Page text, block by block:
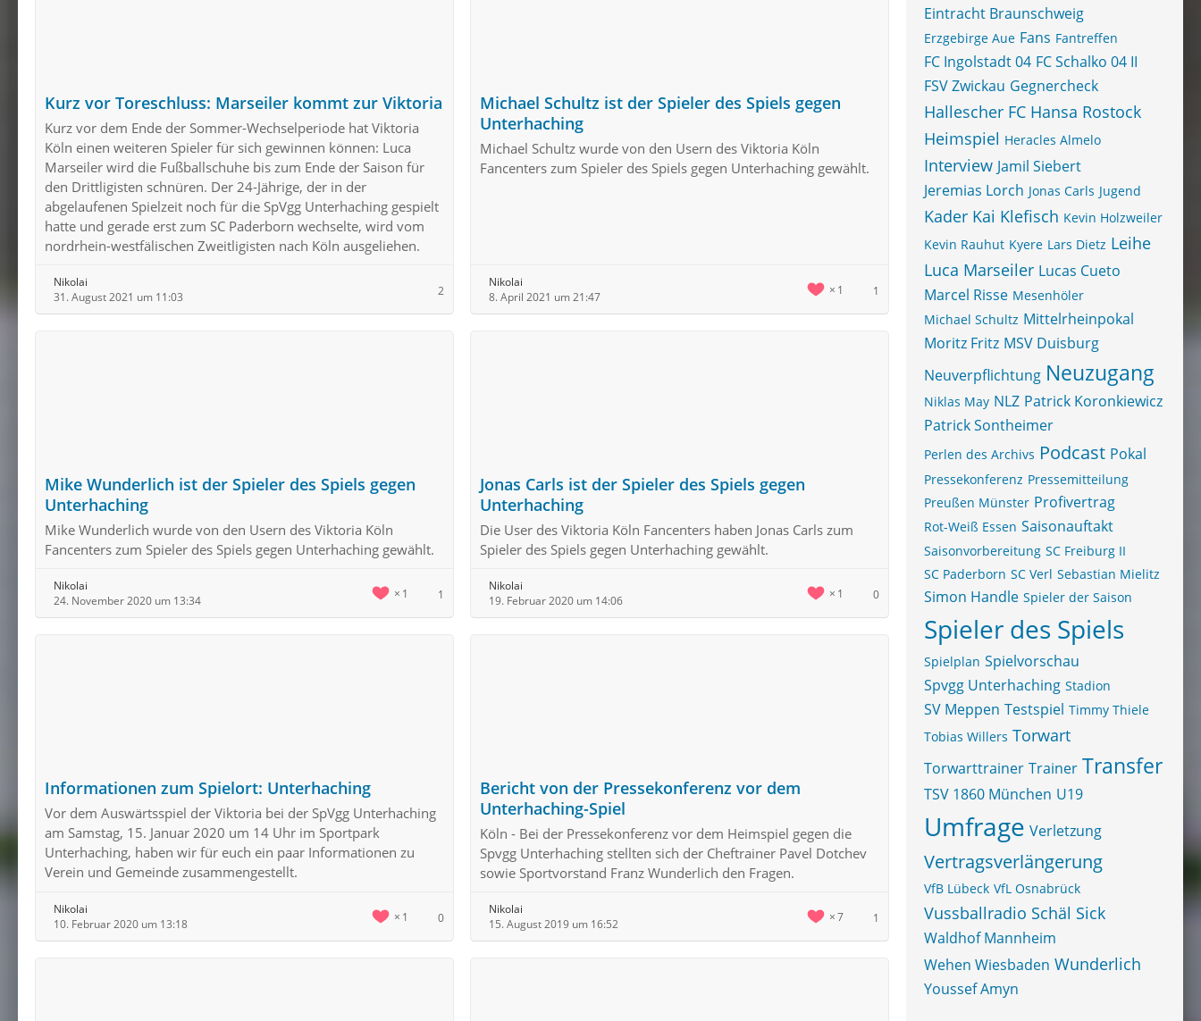
Kurz vor Toreschluss: Marseiler kommt zur Viktoria
Kurz vor dem Ende der Sommer-Wechselperiode hat Viktoria
Köln einen weiteren Spieler für sich gewinnen können: Luca
Marseiler wird die Fußballschuhe bis zum Ende der Saison für
den Drittligisten schnüren. Der 24-Jährige, der in der
abgelaufenen Spielzeit noch für die SpVgg Unterhaching gespielt
hatte und gerade erst zum SC Paderborn wechselte, wird vom
nordrhein-westfälischen Zweitligisten nach Köln ausgeliehen.
Nikolai
31. August 2021 um 11:03
2
Michael Schultz ist der Spieler des Spiels gegen
Unterhaching
Michael Schultz wurde von den Usern des Viktoria Köln
Fancenters zum Spieler des Spiels gegen Unterhaching gewählt.
Nikolai
8. April 2021 um 21:47
1 1
Mike Wunderlich ist der Spieler des Spiels gegen
Unterhaching
Mike Wunderlich wurde von den Usern des Viktoria Köln
Fancenters zum Spieler des Spiels gegen Unterhaching gewählt.
Nikolai
24. November 2020 um 13:34
1 1
Jonas Carls ist der Spieler des Spiels gegen
Unterhaching
Die User des Viktoria Köln Fancenters haben Jonas Carls zum
Spieler des Spiels gegen Unterhaching gewählt.
Nikolai
19. Februar 2020 um 14:06
1 0
Informationen zum Spielort: Unterhaching
Vor dem Auswärtsspiel der Viktoria bei der SpVgg Unterhaching
am Samstag, 15. Januar 2020 um 14 Uhr im Sportpark
Unterhaching, haben wir für euch ein paar Informationen zu
Verein und Gemeinde zusammengestellt.
Nikolai
10. Februar 2020 um 13:18
1 0
Bericht von der Pressekonferenz vor dem
Unterhaching-Spiel
Köln - Bei der Pressekonferenz vor dem Heimspiel gegen die
Spvgg Unterhaching stellten sich der Cheftrainer Pavel Dotchev
sowie Sportvorstand Franz Wunderlich den Fragen.
Nikolai
15. August 2019 um 16:52
7 1
Eintracht Braunschweig
Erzgebirge Aue Fans Fantreffen
FC Ingolstadt 04 FC Schalko 04 II
FSV Zwickau Gegnercheck
Hallescher FC Hansa Rostock
Heimspiel Heracles Almelo
Interview Jamil Siebert
Jeremias Lorch Jonas Carls Jugend
Kader Kai Klefisch Kevin Holzweiler
Kevin Rauhut Kyere Lars Dietz Leihe
Luca Marseiler Lucas Cueto
Marcel Risse Mesenhöler
Michael Schultz Mittelrheinpokal
Moritz Fritz MSV Duisburg
Neuverpflichtung Neuzugang
Niklas May NLZ Patrick Koronkiewicz
Patrick Sontheimer
Perlen des Archivs Podcast Pokal
Pressekonferenz Pressemitteilung
Preußen Münster Profivertrag
Rot-Weiß Essen Saisonauftakt
Saisonvorbereitung SC Freiburg II
SC Paderborn SC Verl Sebastian Mielitz
Simon Handle Spieler der Saison
Spieler des Spiels
Spielplan Spielvorschau
Spvgg Unterhaching Stadion
SV Meppen Testspiel Timmy Thiele
Tobias Willers Torwart
Torwarttrainer Trainer Transfer
TSV 1860 München U19
Umfrage Verletzung
Vertragsverlängerung
VfB Lübeck VfL Osnabrück
Vussballradio Schäl Sick
Waldhof Mannheim
Wehen Wiesbaden Wunderlich
Youssef Amyn